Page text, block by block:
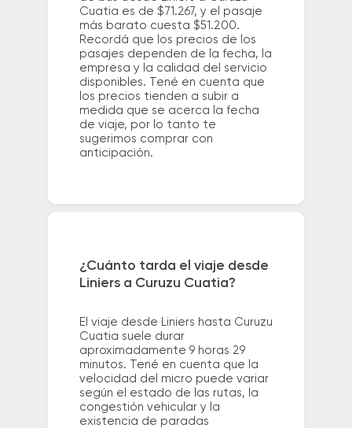
Cuatia es de $71.267, y el pasaje
más barato cuesta $51.200.
Recordá que los precios de los
pasajes dependen de la fecha, la
empresa y la calidad del servicio
disponibles. Tené en cuenta que
los precios tienden a subir a
medida que se acerca la fecha
de viaje, por lo tanto te
sugerimos comprar con
anticipación.
¿Cuánto tarda el viaje desde
Liniers a Curuzu Cuatia?
El viaje desde Liniers hasta Curuzu
Cuatia suele durar
aproximadamente 9 horas 29
minutos. Tené en cuenta que la
velocidad del micro puede variar
según el estado de las rutas, la
congestión vehicular y la
existencia de paradas